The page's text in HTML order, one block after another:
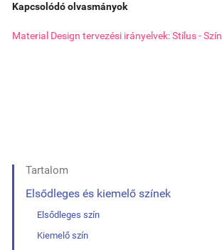
Kapcsolódó olvasmányok
Material Design tervezési irányelvek: Stílus - Szín
Tartalom
Elsődleges és kiemelő színek
Elsődleges szín
Kiemelő szín